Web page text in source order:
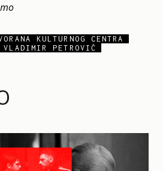
KULTURNOG CENTRA
VLADIMIR PETROVIĆ